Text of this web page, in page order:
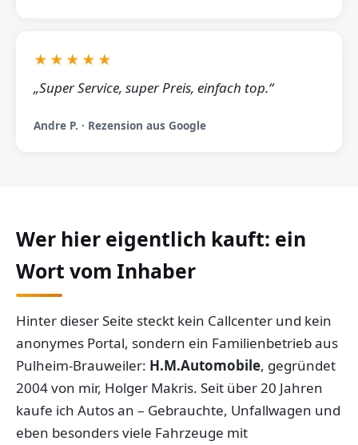
★★★★★
„Super Service, super Preis, einfach top.“
Andre P. · Rezension aus Google
Wer hier eigentlich kauft: ein
Wort vom Inhaber
Hinter dieser Seite steckt kein Callcenter und kein
anonymes Portal, sondern ein Familienbetrieb aus
Pulheim-Brauweiler: H.M.Automobile, gegründet
2004 von mir, Holger Makris. Seit über 20 Jahren
kaufe ich Autos an – Gebrauchte, Unfallwagen und
eben besonders viele Fahrzeuge mit